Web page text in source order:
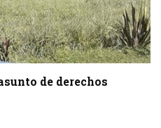
de derechos